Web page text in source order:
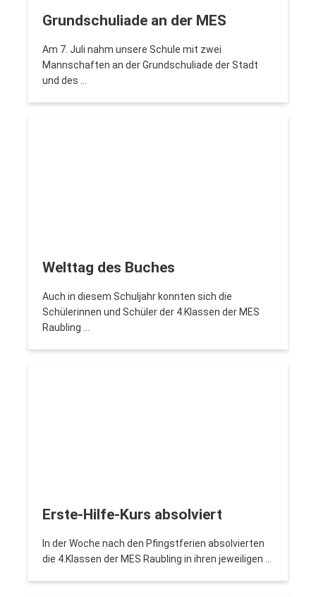
Grundschuliade an der MES
Am 7. Juli nahm unsere Schule mit zwei
Mannschaften an der Grundschuliade der Stadt
und des …
Welttag des Buches
Auch in diesem Schuljahr konnten sich die
Schülerinnen und Schüler der 4.Klassen der MES
Raubling …
Erste-Hilfe-Kurs absolviert
In der Woche nach den Pfingstferien absolvierten
die 4.Klassen der MES Raubling in ihren jeweiligen …